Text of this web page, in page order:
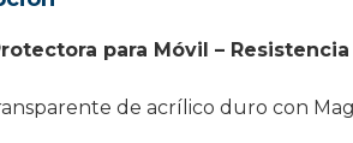
para Móvil –
de acrílico duro con